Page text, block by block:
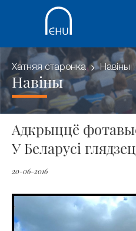
Хатняя старонка Навіны
Навіны
Адкрыццё
У Беларусі
20-06-2016